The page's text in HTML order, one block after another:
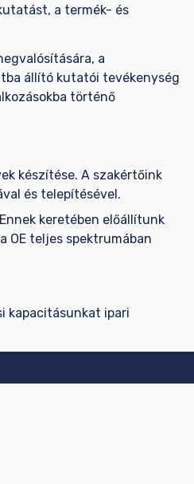
a termék- és
a
állító kutatói tevékenység
történő
készítése. A szakértőink
és telepítésével.
keretében előállítunk
OE teljes spektrumában
kapacitásunkat ipari